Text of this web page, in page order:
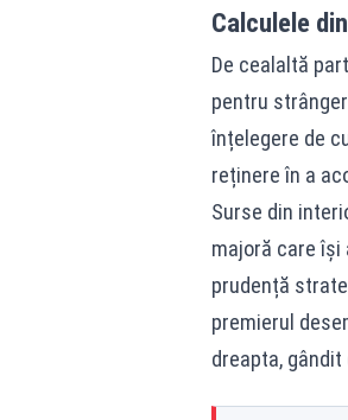
Calculele
De cealaltă
pentru
înțelegere de
reținere în a
Surse din
majoră care își
prudență
premierul
dreapta,